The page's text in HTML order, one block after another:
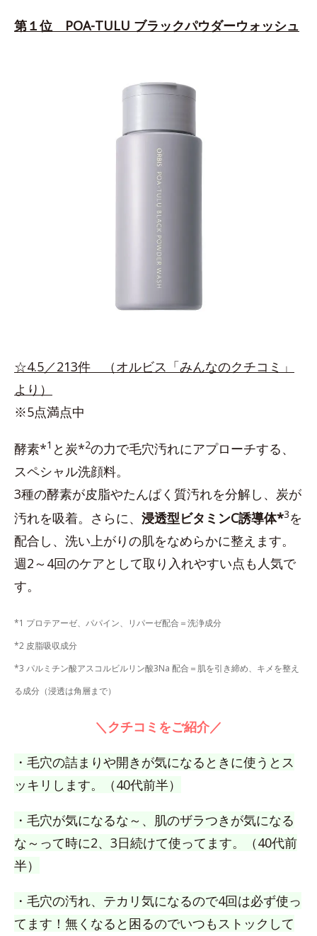
第１位 POA-TULU ブラックパウダーウォッシュ
☆4.5／213件 （オルビス「みんなのクチコミ」
より）
※5点満点中
酵素*1 と炭*2の力で毛穴汚れにアプローチする、
スペシャル洗顔料。
3種の酵素が皮脂やたんぱく質汚れを分解し、炭が
汚れを吸着。さらに、 浸透型ビタミンC誘導体*3を
配合し、洗い上がりの肌をなめらかに整えます。
週2～4回のケアとして取り入れやすい点も人気で
す。
*1 プロテアーゼ、パパイン、リパーゼ配合＝洗浄成分
*2 皮脂吸収成分
*3 パルミチン酸アスコルビルリン酸3Na 配合＝肌を引き締め、キメを整え
る成分（浸透は角層まで）
＼クチコミをご紹介／
・毛穴の詰まりや開きが気になるときに使うとス
ッキリします。（40代前半）
・毛穴が気になるな～、肌のザラつきが気になる
な～って時に2、3日続けて使ってます。（40代前
半）
・毛穴の汚れ、テカリ気になるので4回は必ず使っ
てます！無くなると困るのでいつもストックして